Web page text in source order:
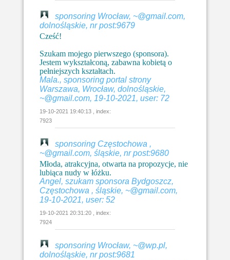
sponsoring Wrocław, ~@gmail.com,
dolnośląskie, nr post:9679
Cześć!
Szukam mojego pierwszego (sponsora).
Jestem wykształconą, zabawna kobietą o
pełniejszych kształtach.
Mala., sponsoring portal strony
Warszawa, Wrocław, dolnośląskie,
~@gmail.com, 19-10-2021, user: 72
19-10-2021 19:40:13 , index:
7923
sponsoring Częstochowa ,
~@gmail.com, śląskie, nr post:9680
Młoda, atrakcyjna, otwarta na propozycje, nie
lubiąca nudy w łóżku.
Angel, szukam sponsora Bydgoszcz,
Częstochowa , śląskie, ~@gmail.com,
19-10-2021, user: 52
19-10-2021 20:31:20 , index:
7924
sponsoring Wrocław, ~@wp.pl,
dolnośląskie, nr post:9681